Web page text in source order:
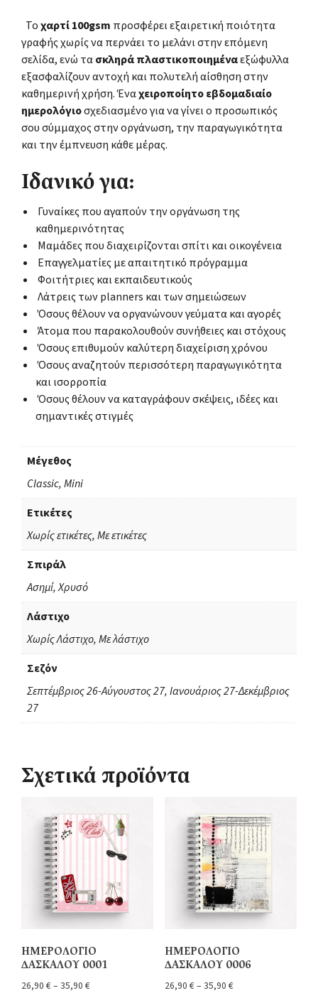
Τοχαρτί 100gsm προσφέρει εξαιρετική ποιότητα
γραφής χωρίς να περνάει το μελάνι στην επόμενη
σελίδα, ενώ τασκληρά πλαστικοποιημέναεξώφυλλα
εξασφαλίζουν αντοχή και πολυτελή αίσθηση στην
καθημερινή χρήση. Έναχειροποίητο εβδομαδιαίο
ημερολόγιοσχεδιασμένο για να γίνει ο προσωπικός
σου σύμμαχος στην οργάνωση, την παραγωγικότητα
και την έμπνευση κάθε μέρας.
Ιδανικό για:
Γυναίκες που αγαπούν την οργάνωση της
καθημερινότητας
Μαμάδες που διαχειρίζονται σπίτι και οικογένεια
Επαγγελματίες με απαιτητικό πρόγραμμα
Φοιτήτριες και εκπαιδευτικούς
Λάτρεις των planners και των σημειώσεων
Όσους θέλουν να οργανώνουν γεύματα και αγορές
Άτομα που παρακολουθούν συνήθειες και στόχους
Όσους επιθυμούν καλύτερη διαχείριση χρόνου
Όσους αναζητούν περισσότερη παραγωγικότητα
και ισορροπία
Όσους θέλουν να καταγράφουν σκέψεις, ιδέες και
σημαντικές στιγμές
Μέγεθος
Classic, Mini
Ετικέτες
Χωρίς ετικέτες, Με ετικέτες
Σπιράλ
Ασημί, Χρυσό
Λάστιχο
Χωρίς Λάστιχο, Με λάστιχο
Σεζόν
Σεπτέμβριος 26-Αύγουστος 27, Ιανουάριος 27-Δεκέμβριος
27
Σχετικά προϊόντα
ΗΜΕΡΟΛΟΓΙΟ
ΔΑΣΚΑΛΟΥ 0001
26,90 € – 35,90 €
ΗΜΕΡΟΛΟΓΙΟ
ΔΑΣΚΑΛΟΥ 0006
26,90 € – 35,90 €